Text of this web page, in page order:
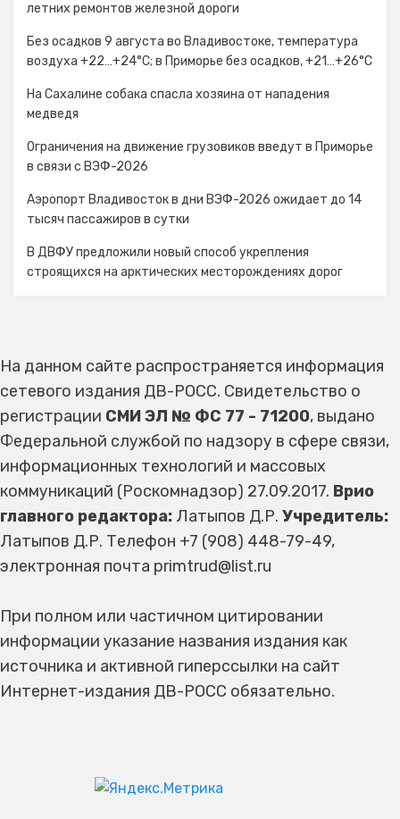
летних ремонтов железной дороги
Без осадков 9 августа во Владивостоке, температура
воздуха +22…+24°C; в Приморье без осадков, +21…+26°C
На Сахалине собака спасла хозяина от нападения
медведя
Ограничения на движение грузовиков введут в Приморье
в связи с ВЭФ-2026
Аэропорт Владивосток в дни ВЭФ-2026 ожидает до 14
тысяч пассажиров в сутки
В ДВФУ предложили новый способ укрепления
строящихся на арктических месторождениях дорог
На данном сайте распространяется информация
сетевого издания ДВ-РОСС. Свидетельство о
регистрации СМИ ЭЛ № ФС 77 - 71200, выдано
Федеральной службой по надзору в сфере связи,
информационных технологий и массовых
коммуникаций (Роскомнадзор) 27.09.2017. Врио
главного редактора: Латыпов Д.Р. Учредитель:
Латыпов Д.Р. Телефон +7 (908) 448-79-49,
электронная почта primtrud@list.ru
При полном или частичном цитировании
информации указание названия издания как
источника и активной гиперссылки на сайт
Интернет-издания ДВ-РОСС обязательно.